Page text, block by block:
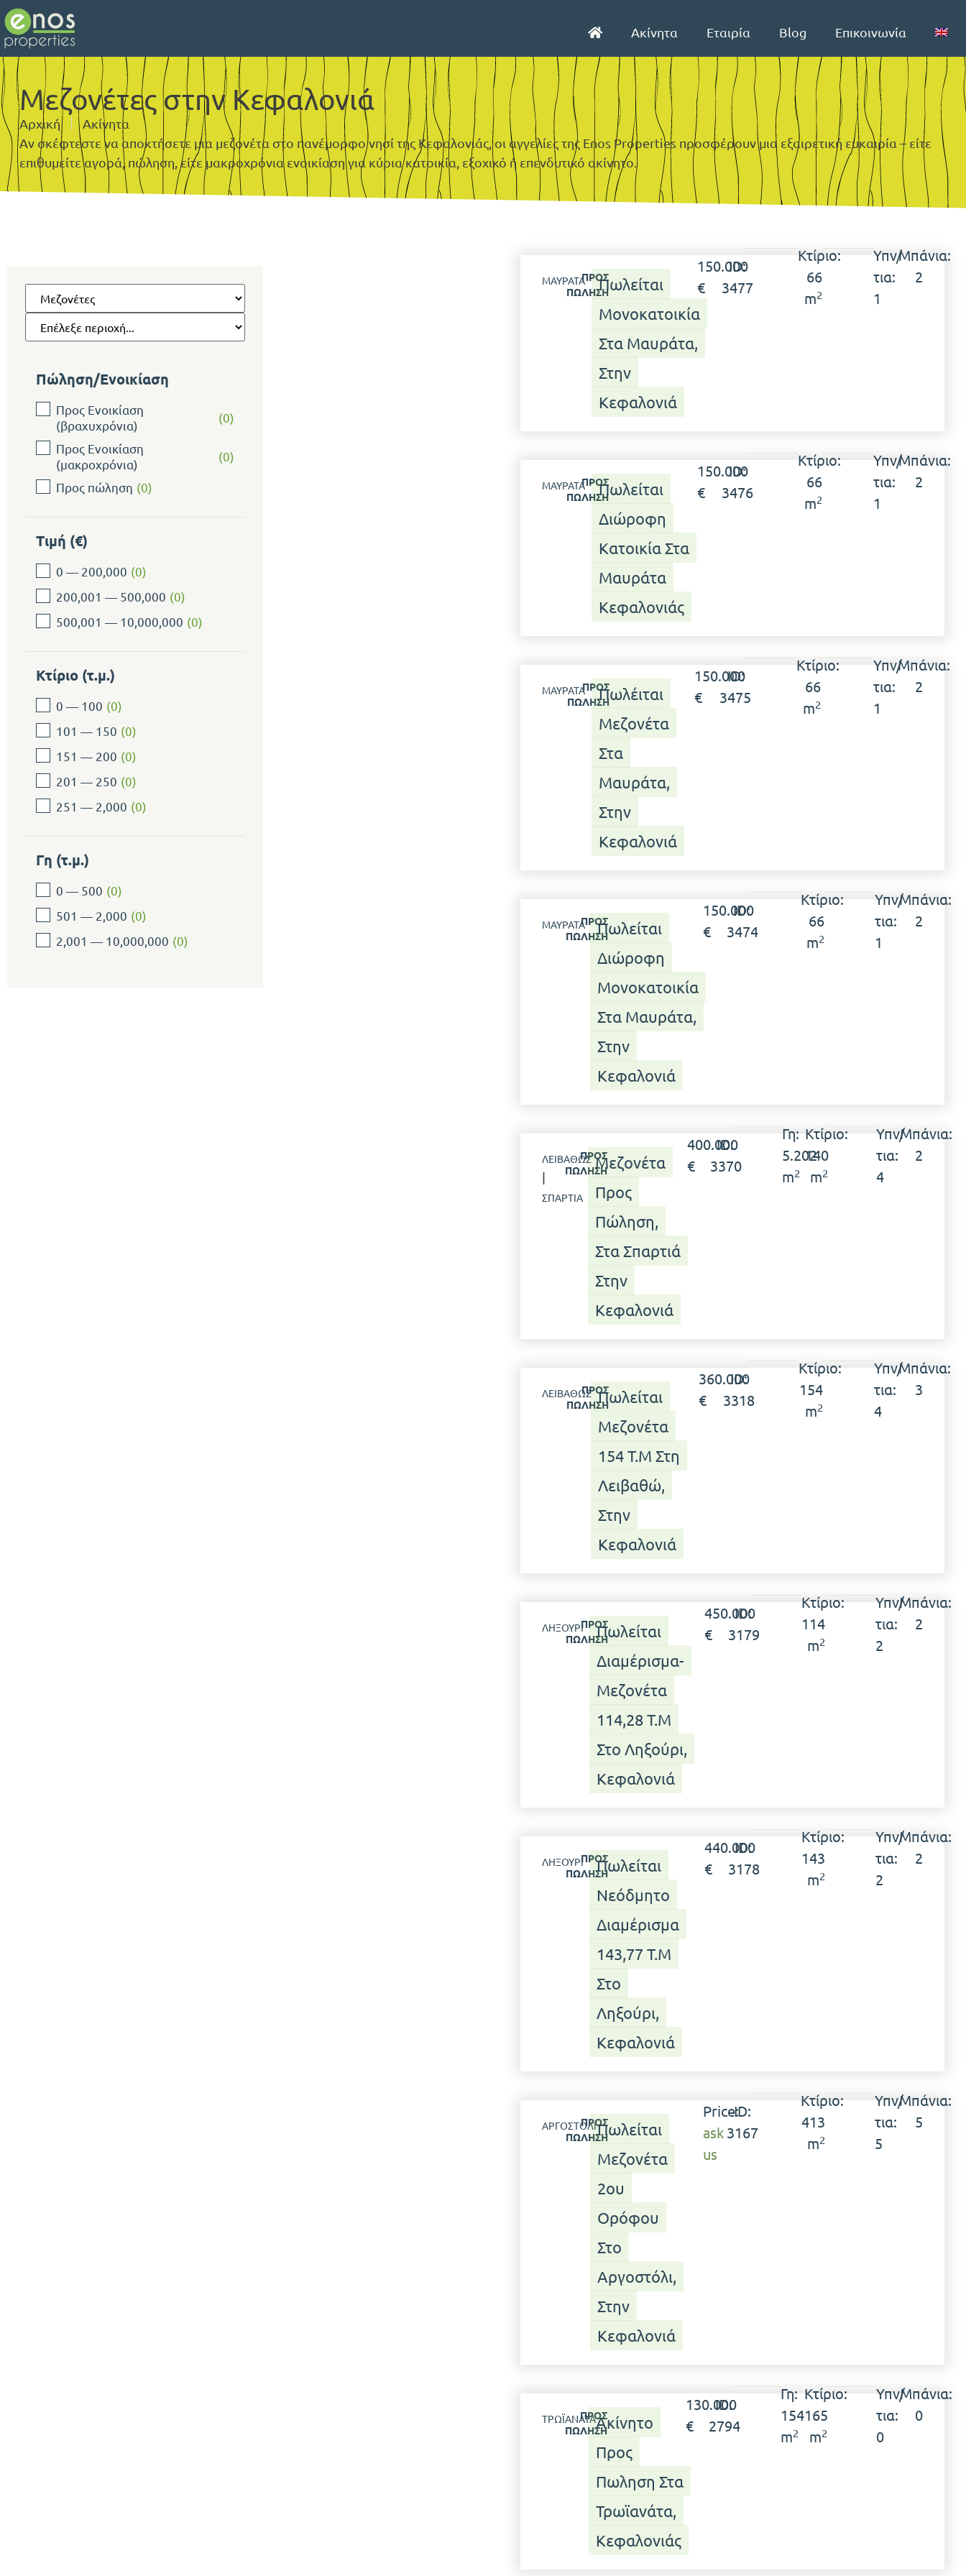
Ακίνητα Εταιρία Blog Επικοινωνία
Μεζονέτες στην Κεφαλονιά
Αρχική
Ακίνητα
Αν σκέφτεστε να αποκτήσετε μια μεζονέτα στο πανέμορφο νησί της Κεφαλονιάς, οι αγγελίες της Enos Properties προσφέρουν μια εξαιρετική ευκαιρία – είτε
επιθυμείτε αγορά, πώληση, είτε μακροχρόνια ενοικίαση για κύρια κατοικία, εξοχικό ή επενδυτικό ακίνητο.
Πώληση/Ενοικίαση
Προς Ενοικίαση
(βραχυχρόνια)
(0)
Προς Ενοικίαση
(μακροχρόνια)
(0)
Προς πώληση (0)
Τιμή (€)
0 — 200,000 (0)
200,001 — 500,000 (0)
500,001 — 10,000,000 (0)
Κτίριο (τ.μ.)
0 — 100 (0)
101 — 150 (0)
151 — 200 (0)
201 — 250 (0)
251 — 2,000 (0)
Γη (τ.μ.)
0 — 500 (0)
501 — 2,000 (0)
2,001 — 10,000,000 (0)
ΜΑΥΡΆΤΑΠΡΟΣ
ΠΏΛΗΣΗΠωλείται
Μονοκατοικία
Στα Μαυράτα,
Στην
Κεφαλονιά
150.000
€
ID:
3477
Κτίριο:
66
m2
Υπν/
τια:
1
Μπάνια:
2
ΜΑΥΡΆΤΑΠΡΟΣ
ΠΏΛΗΣΗΠωλείται
Διώροφη
Κατοικία Στα
Μαυράτα
Κεφαλονιάς
150.000
€
ID:
3476
Κτίριο:
66
m2
Υπν/
τια:
1
Μπάνια:
2
ΜΑΥΡΆΤΑΠΡΟΣ
ΠΏΛΗΣΗΠωλέιται
Μεζονέτα
Στα
Μαυράτα,
Στην
Κεφαλονιά
150.000
€
ID:
3475
Κτίριο:
66
m2
Υπν/
τια:
1
Μπάνια:
2
ΜΑΥΡΆΤΑΠΡΟΣ
ΠΏΛΗΣΗΠωλείται
Διώροφη
Μονοκατοικία
Στα Μαυράτα,
Στην
Κεφαλονιά
150.000
€
ID:
3474
Κτίριο:
66
m2
Υπν/
τια:
1
Μπάνια:
2
ΛΕΙΒΑΘΏΣ
|
ΣΠΑΡΤΙΆ
ΠΡΟΣ
ΠΏΛΗΣΗΜεζονέτα
Προς
Πώληση,
Στα Σπαρτιά
Στην
Κεφαλονιά
400.000
€
ID:
3370
Γη:
5.202
m2
Κτίριο:
140
m2
Υπν/
τια:
4
Μπάνια:
2
ΛΕΙΒΑΘΏΣΠΡΟΣ
ΠΏΛΗΣΗΠωλείται
Μεζονέτα
154 Τ.μ Στη
Λειβαθώ,
Στην
Κεφαλονιά
360.000
€
ID:
3318
Κτίριο:
154
m2
Υπν/
τια:
4
Μπάνια:
3
ΛΗΞΟΎΡΙΠΡΟΣ
ΠΏΛΗΣΗΠωλείται
Διαμέρισμα-
Μεζονέτα
114,28 Τ.μ
Στο Ληξούρι,
Κεφαλονιά
450.000
€
ID:
3179
Κτίριο:
114
m2
Υπν/
τια:
2
Μπάνια:
2
ΛΗΞΟΎΡΙΠΡΟΣ
ΠΏΛΗΣΗΠωλείται
Νεόδμητο
Διαμέρισμα
143,77 Τ.μ
Στο
Ληξούρι,
Κεφαλονιά
440.000
€
ID:
3178
Κτίριο:
143
m2
Υπν/
τια:
2
Μπάνια:
2
ΑΡΓΟΣΤΌΛΙ
ΠΡΟΣ
ΠΏΛΗΣΗΠωλείται
Μεζονέτα
2ου
Ορόφου
Στο
Αργοστόλι,
Στην
Κεφαλονιά
Price:
ask
us
ID:
3167
Κτίριο:
413
m2
Υπν/
τια:
5
Μπάνια:
5
ΤΡΩΪΑΝΆΤΑ
ΠΡΟΣ
ΠΏΛΗΣΗΑκίνητο
Προς
Πωληση Στα
Τρωϊανάτα,
Κεφαλονιάς
130.000
€
ID:
2794
Γη:
154
m2
Κτίριο:
165
m2
Υπν/
τια:
0
Μπάνια:
0